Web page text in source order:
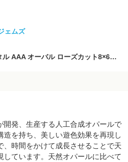
ェムズ
ーバル ローズカット8×6mm 【ブルー】 2個
開発、生産する人工合成オパールで
を持ち、美しい遊色効果を再現し
、時間をかけて成長させることで天
ています。天然オパールに比べて